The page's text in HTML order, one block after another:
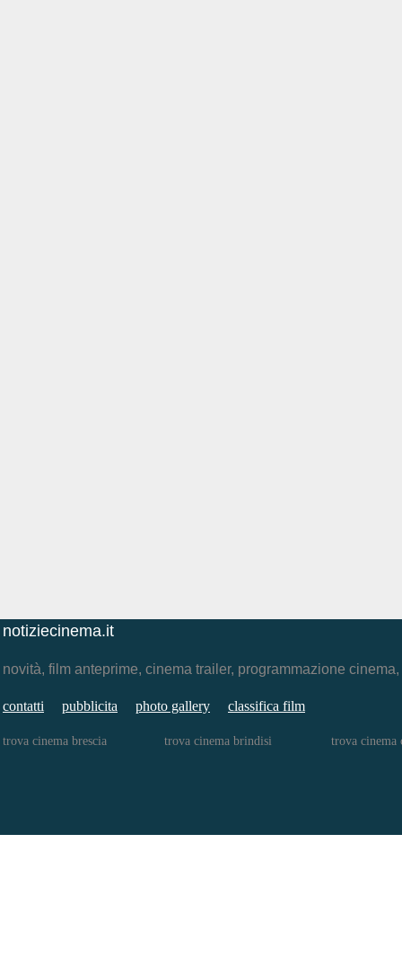
notiziecinema.it
novità, film anteprime, cinema trailer, programmazione
contatti pubblicita photo gallery classifica film
trova cinema brescia trova cinema brindisi trova cinema